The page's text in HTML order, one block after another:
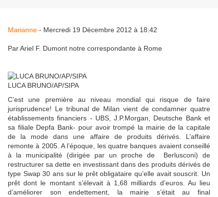
Marianne - Mercredi 19 Décembre 2012 à 18:42
Par Ariel F. Dumont notre correspondante à Rome
LUCA BRUNO/AP/SIPA
C’est une première au niveau mondial qui risque de faire
jurisprudence! Le tribunal de Milan vient de condamner quatre
établissements financiers - UBS, J.P.Morgan, Deutsche Bank et
sa filiale Depfa Bank- pour avoir trompé la mairie de la capitale
de la mode dans une affaire de produits dérivés. L’affaire
remonte à 2005. A l’époque, les quatre banques avaient conseillé
à la municipalité (dirigée par un proche de Berlusconi) de
restructurer sa dette en investissant dans des produits dérivés de
type Swap 30 ans sur le prêt obligataire qu’elle avait souscrit. Un
prêt dont le montant s’élevait à 1,68 milliards d’euros. Au lieu
d’améliorer son endettement, la mairie s’était au final